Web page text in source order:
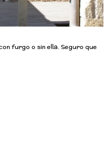
furgo o sin ella. Seguro que